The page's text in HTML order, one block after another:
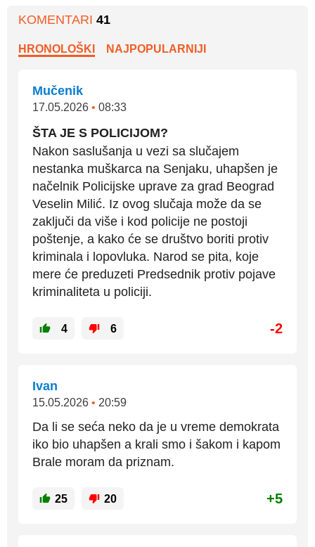
KOMENTARI 41
HRONOLOŠKI NAJPOPULARNIJI
Mučenik
17.05.2026 • 08:33
ŠTA JE S POLICIJOM?
Nakon saslušanja u vezi sa slučajem
nestanka muškarca na Senjaku, uhapšen je
načelnik Policijske uprave za grad Beograd
Veselin Milić. Iz ovog slučaja može da se
zaključi da više i kod policije ne postoji
poštenje, a kako će se društvo boriti protiv
kriminala i lopovluka. Narod se pita, koje
mere će preduzeti Predsednik protiv pojave
kriminaliteta u policiji.
4 6 -2
Ivan
15.05.2026 • 20:59
Da li se seća neko da je u vreme demokrata
iko bio uhapšen a krali smo i šakom i kapom
Brale moram da priznam.
25 20 +5